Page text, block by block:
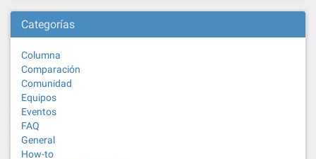
Categorías
Columna
Comparación
Comunidad
Equipos
Eventos
FAQ
General
How-to